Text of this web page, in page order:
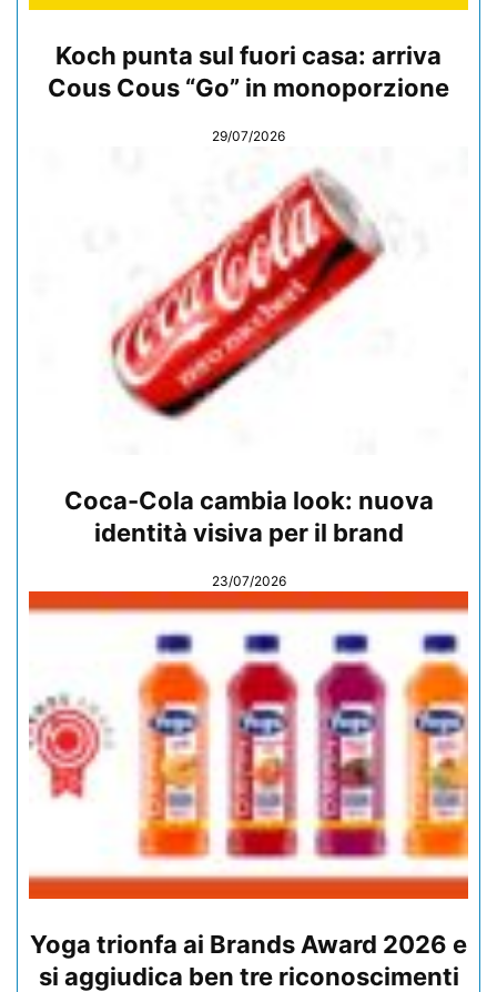
Koch punta sul fuori casa: arriva
Cous Cous “Go” in monoporzione
29/07/2026
Coca-Cola cambia look: nuova
identità visiva per il brand
23/07/2026
Yoga trionfa ai Brands Award 2026 e
si aggiudica ben tre riconoscimenti